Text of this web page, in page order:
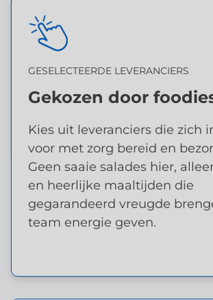
Gekozen door foodies.
GESELECTEERDE LEVERANCIERS
Gekozen door
Kies uit leveranciers die zich
voor met zorg bereid en
Geen saaie salades hier,
en heerlijke maaltijden die
gegarandeerd vreugde
team energie geven.